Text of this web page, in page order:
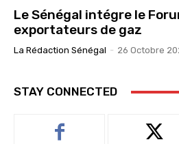
Le Sénégal intégre le
exportateurs de gaz
La Rédaction Sénégal - 26 Octobre
STAY CONNECTED